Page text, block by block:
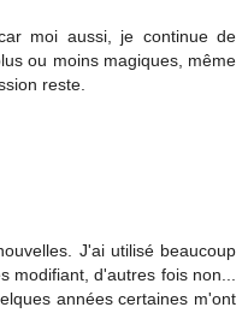
moi aussi, je continue de
ou moins magiques, même
reste.
J'ai utilisé beaucoup
modifiant, d'autres fois non...
années certaines m'ont